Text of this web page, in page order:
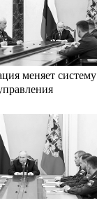
меняет систему